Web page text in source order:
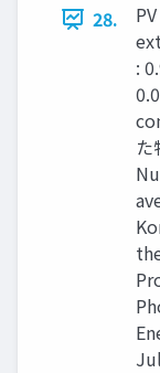
28.
:
た